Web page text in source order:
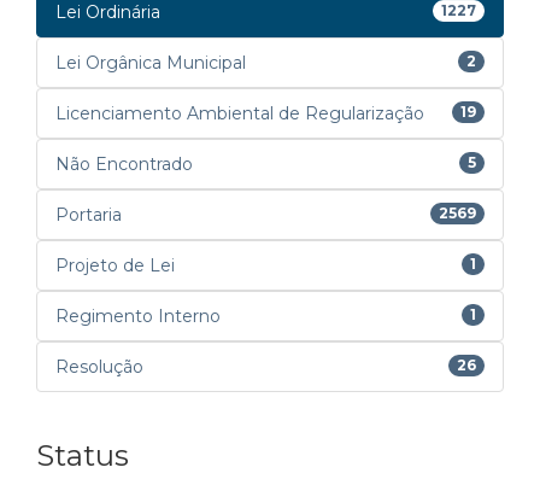
Lei Ordinária 1227
Lei Orgânica Municipal 2
Licenciamento Ambiental de Regularização 19
Não Encontrado 5
Portaria 2569
Projeto de Lei 1
Regimento Interno 1
Resolução 26
Status